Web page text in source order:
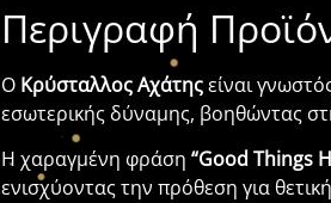
Περιγραφή
Ο Κρύσταλλος Αχάτηςείναι
εσωτερικής δύναμης, βοηθώντας
Η χαραγμένη φράση“Good Things
ενισχύοντας την πρόθεση για